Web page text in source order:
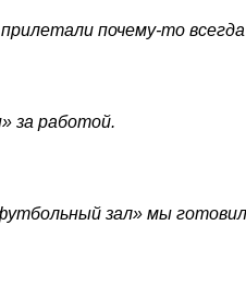
почему-то
за работой.
зал» мы